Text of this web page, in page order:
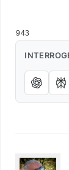
943